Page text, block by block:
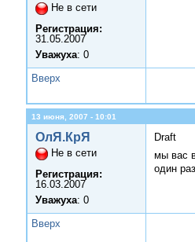
Не в сети
Регистрация:
31.05.2007
Уважуха: 0
Вверх
13 июня, 2007 - 10:01
ОлЯ.КрЯ
Не в сети
Регистрация:
16.03.2007
Уважуха: 0
Draft
мы вас
один
Вверх